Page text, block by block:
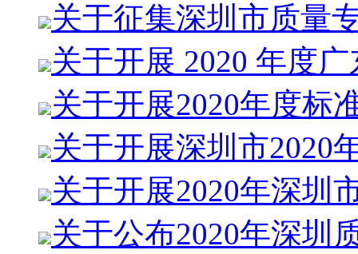
关于征集深圳市质量
关于开展 2020 年度广
关于开展2020年度标
关于开展深圳市2020
关于开展2020年深圳
关于公布2020年深圳